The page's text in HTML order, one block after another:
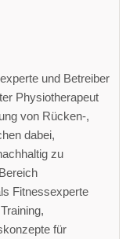
und Betreiber
Physiotherapeut
von Rücken-,
dabei,
zu
Fitnessexperte
für